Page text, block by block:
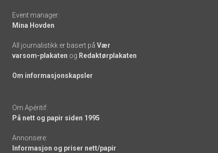
Event manager:
Mina Hovden
All journalistikk er basert på Vær
varsom-plakaten og Redaktørplakaten
Om informasjonskapsler
Om Apéritif:
På nett og papir siden 1995
Annonsere:
Informasjon og priser nett/papir